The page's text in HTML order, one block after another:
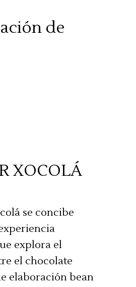
de
XOCOLÁ
se concibe
explora el
el chocolate
elaboración bean